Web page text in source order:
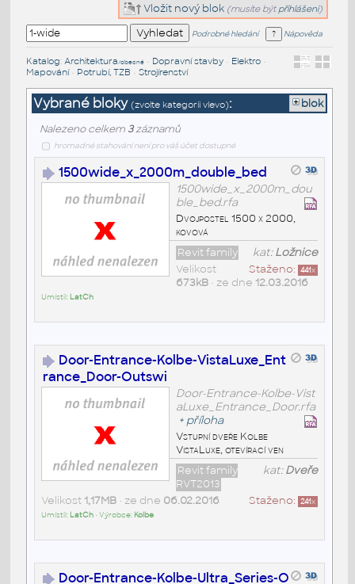
Vložit nový blok (musíte být přihlášeni)
Podrobné hledání Nápověda
Katalog: Architektura/obecné• Dopravní stavby• Elektro•
Mapování• Potrubí, TZB • Strojírenství
Vybrané bloky (zvolte kategorii vlevo): blok
Nalezeno celkem 3záznamů
hromadné stahování není pro váš účet dostupné
1500wide_x_2000m_double_bed
1500wide_x_2000m_dou
ble_bed.rfa
Dvojpostel 1500 x 2000,
kovová
kat:Ložnice
Revit family
Staženo: 441x
Velikost
673kB• ze dne 12.03.2016
Umístil: LatCh
Door-Entrance-Kolbe-VistaLuxe_Ent
rance_Door-Outswi
Door-Entrance-Kolbe-Vist
aLuxe_Entrance_Door.rfa
+ příloha
Vstupní dveře Kolbe
VistaLuxe, otevírací ven
kat:Dveře
Revit family
RVT2013
Staženo: 241x
Velikost 1,17MB• ze dne 06.02.2016
Umístil: LatCh• Výrobce: Kolbe
Door-Entrance-Kolbe-Ultra_Series-O